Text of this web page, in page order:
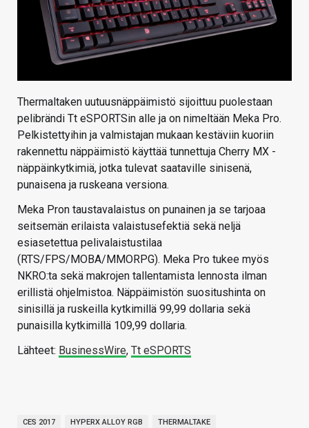
Thermaltaken uutuusnäppäimistö sijoittuu puolestaan
pelibrändi Tt eSPORTSin alle ja on nimeltään Meka Pro.
Pelkistettyihin ja valmistajan mukaan kestäviin kuoriin
rakennettu näppäimistö käyttää tunnettuja Cherry MX -
näppäinkytkimiä, jotka tulevat saataville sinisenä,
punaisena ja ruskeana versiona.
Meka Pron taustavalaistus on punainen ja se tarjoaa
seitsemän erilaista valaistusefektiä sekä neljä
esiasetettua pelivalaistustilaa
(RTS/FPS/MOBA/MMORPG). Meka Pro tukee myös
NKRO:ta sekä makrojen tallentamista lennosta ilman
erillistä ohjelmistoa. Näppäimistön suositushinta on
sinisillä ja ruskeilla kytkimillä 99,99 dollaria sekä
punaisilla kytkimillä 109,99 dollaria.
Lähteet: BusinessWire, Tt eSPORTS
CES 2017 HYPERX ALLOY RGB THERMALTAKE